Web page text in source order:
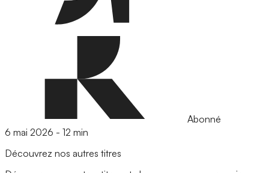
Abonné
6 mai 2026 - 12 min
Découvrez nos autres titres